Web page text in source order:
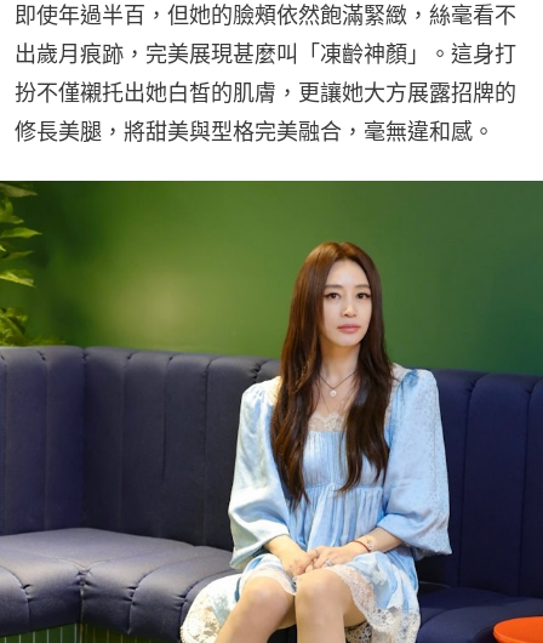
即使年過半百，但她的臉頰依然飽滿緊緻，絲毫看不
出歲月痕跡，完美展現甚麼叫「凍齡神顏」。這身打
扮不僅襯托出她白皙的肌膚，更讓她大方展露招牌的
修長美腿，將甜美與型格完美融合，毫無違和感。